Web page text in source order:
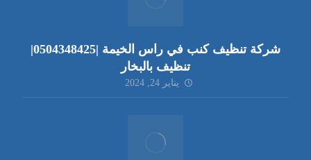
شركة تنظيف كنب في راس الخيمة |0504348425|
تنظيف بالبخار
يناير 24, 2024